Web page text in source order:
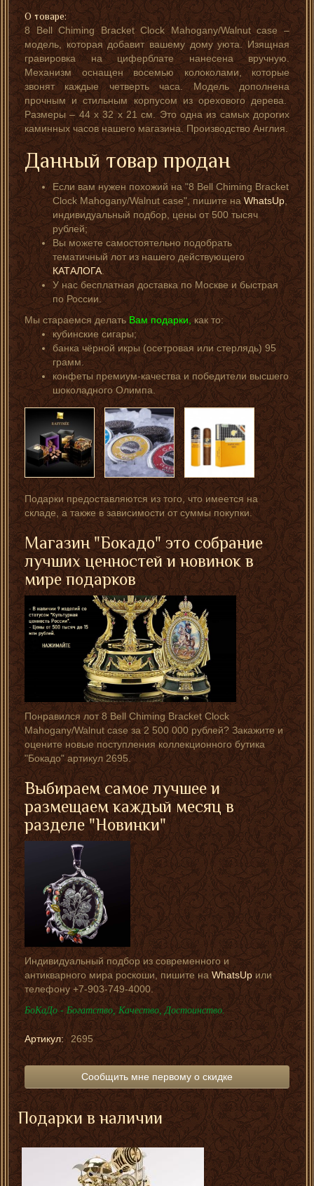
О товаре:
8 Bell Chiming Bracket Clock Mahogany/Walnut case –
модель, которая добавит вашему дому уюта. Изящная
гравировка на циферблате нанесена вручную.
Механизм оснащен восемью колоколами, которые
звонят каждые четверть часа. Модель дополнена
прочным и стильным корпусом из орехового дерева.
Размеры – 44 х 32 х 21 см. Это одна из самых дорогих
каминных часов нашего магазина. Производство Англия.
Данный товар продан
Если вам нужен похожий на "8 Bell Chiming Bracket
Clock Mahogany/Walnut case", пишите наWhatsUp,
индивидуальный подбор, цены от 500 тысяч
рублей;
Вы можете самостоятельно подобрать
тематичный лот из нашего действующего
КАТАЛОГА.
У нас бесплатная доставка по Москве и быстрая
по России.
Мы стараемся делать Вам подарки,как то:
кубинские сигары;
банка чёрной икры (осетровая или стерлядь) 95
грамм.
конфеты премиум-качества и победители высшего
шоколадного Олимпа.
Подарки предоставляются из того, что имеется на
складе, а также в зависимости от суммы покупки.
Магазин "Бокадо" это собрание
лучших ценностей и новинок в
мире подарков
Понравился лот 8 Bell Chiming Bracket Clock
Mahogany/Walnut case за 2 500 000 рублей? Закажите и
оцените новые поступления коллекционного бутика
"Бокадо" артикул 2695.
Выбираем самое лучшее и
размещаем каждый месяц в
разделе "Новинки"
Индивидуальный подбор из современного и
антикварного мира роскоши, пишите на WhatsUpили
телефону +7-903-749-4000.
БоКаДо - Богатство, Качество, Достоинство.
Артикул: 2695
Сообщить мне первому о скидке
Подарки в наличии